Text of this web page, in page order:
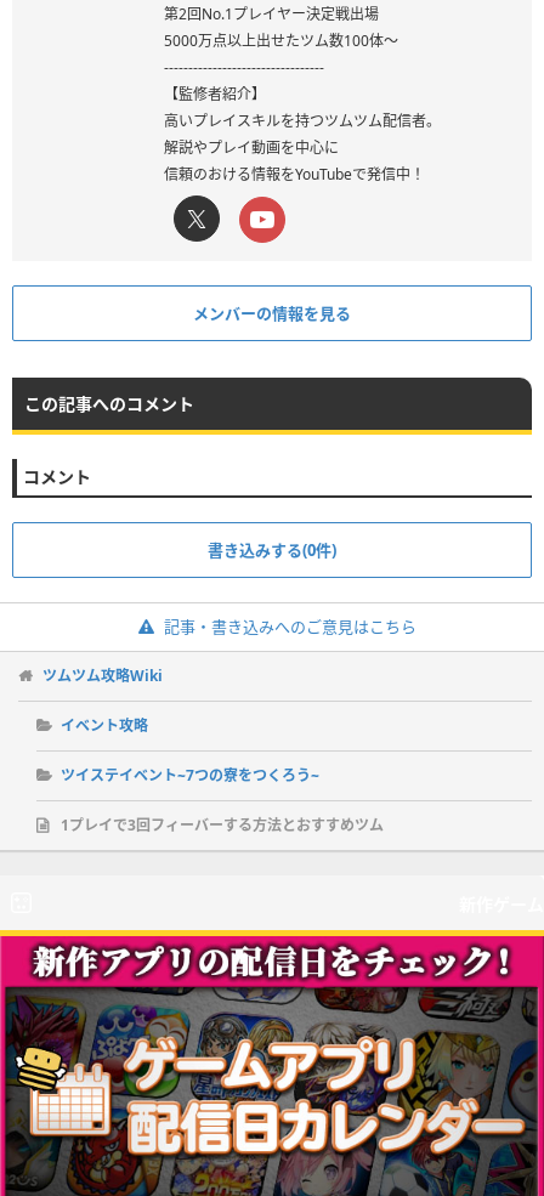
第2回No.1プレイヤー決定戦出場
5000万点以上出せたツム数100体～
---------------------------------
【監修者紹介】
高いプレイスキルを持つツムツム配信者。
解説やプレイ動画を中心に
信頼のおける情報をYouTubeで発信中！
メンバーの情報を見る
この記事へのコメント
コメント
書き込みする(0件)
記事・書き込みへのご意見はこちら
ツムツム攻略Wiki
イベント攻略
ツイステイベント~7つの寮をつくろう~
1プレイで3回フィーバーする方法とおすすめツム